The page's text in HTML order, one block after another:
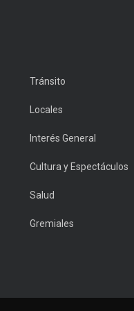
Tránsito
Locales
Interés General
Cultura y Espectáculos
Salud
Gremiales